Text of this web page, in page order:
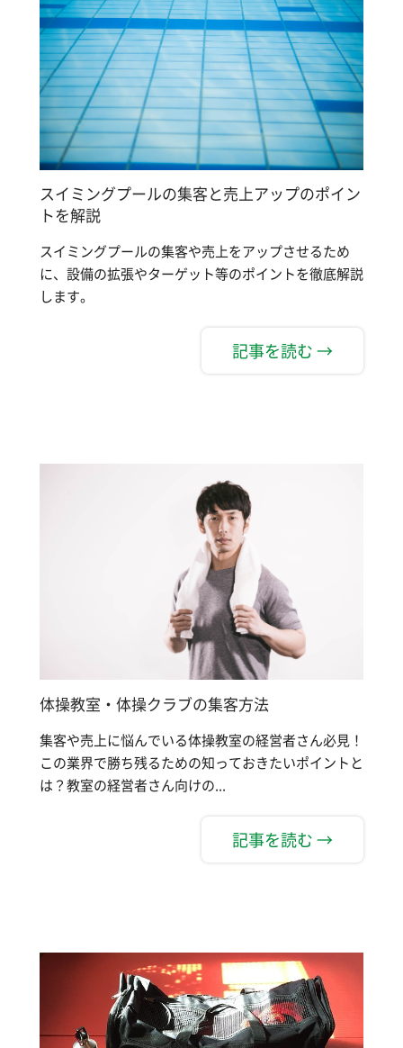
スイミングプールの集客と売上アップのポイン
トを解説
スイミングプールの集客や売上をアップさせるため
に、設備の拡張やターゲット等のポイントを徹底解説
します。
記事を読む →
体操教室・体操クラブの集客方法
集客や売上に悩んでいる体操教室の経営者さん必見！
この業界で勝ち残るための知っておきたいポイントと
は？教室の経営者さん向けの...
記事を読む →